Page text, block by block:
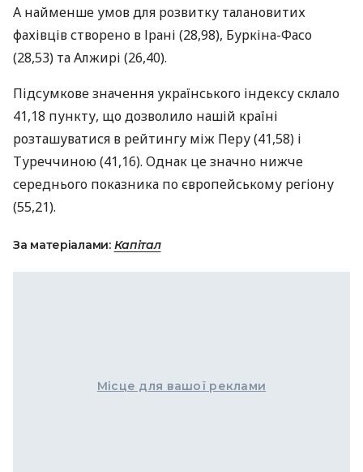
А найменше умов для розвитку талановитих
фахівців створено в Ірані (28,98), Буркіна-Фасо
(28,53) та Алжирі (26,40).
Підсумкове значення українського індексу склало
41,18 пункту, що дозволило нашій країні
розташуватися в рейтингу між Перу (41,58) і
Туреччиною (41,16). Однак це значно нижче
середнього показника по європейському регіону
(55,21).
За матеріалами: Капітал
Місце для вашої реклами